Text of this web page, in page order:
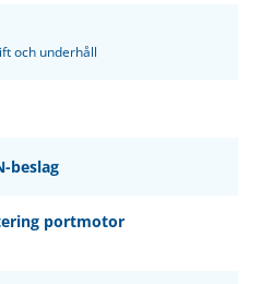
och underhåll
beslag
portmotor